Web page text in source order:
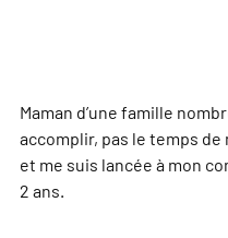
Maman d’une famille
accomplir, pas le temps de
et me suis lancée à mon
2 ans.